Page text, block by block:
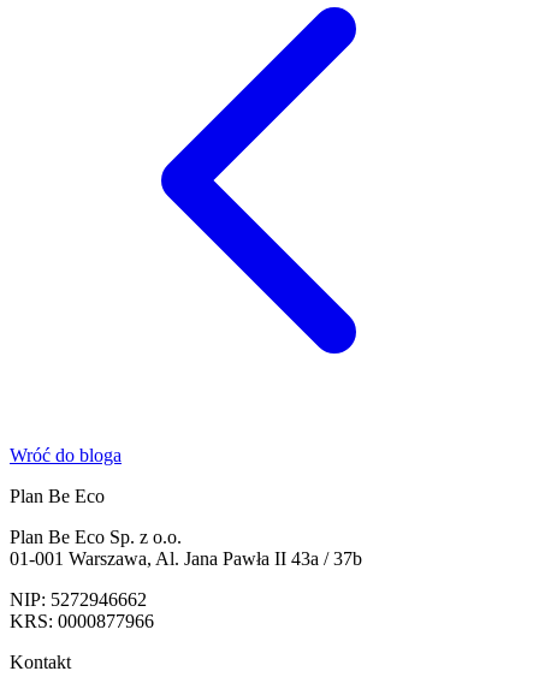
Wróć do bloga
Plan Be Eco
Plan Be Eco Sp. z o.o.
01-001 Warszawa, Al. Jana Pawła II 43a / 37b
NIP: 5272946662
KRS: 0000877966
Kontakt